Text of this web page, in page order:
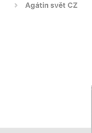
Agátin svět CZ